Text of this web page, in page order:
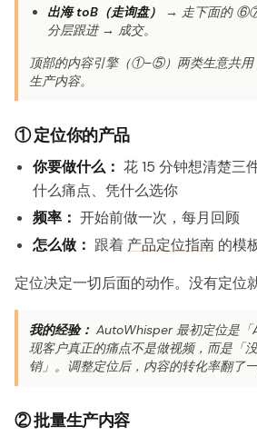
出海 toB（走询盘）
→ 走下面的
分层跟进 → 成交。
顶部的内容引擎（①–⑤）两类生意共用
生产内容。
① 定位你的产品
你要做什么： 花 15 分钟想清楚
什么痛点、凭什么选你
频率： 开始前做一次，每月回顾
怎么做： 跟着 产品定位指南 的模
定位决定一切后面的动作。没有定位
我的经验： AutoWhisper 最初定位是「
现客户真正的痛点不是做视频，而是「
销」。调整定位后，内容的转化率翻了一
② 批量生产内容